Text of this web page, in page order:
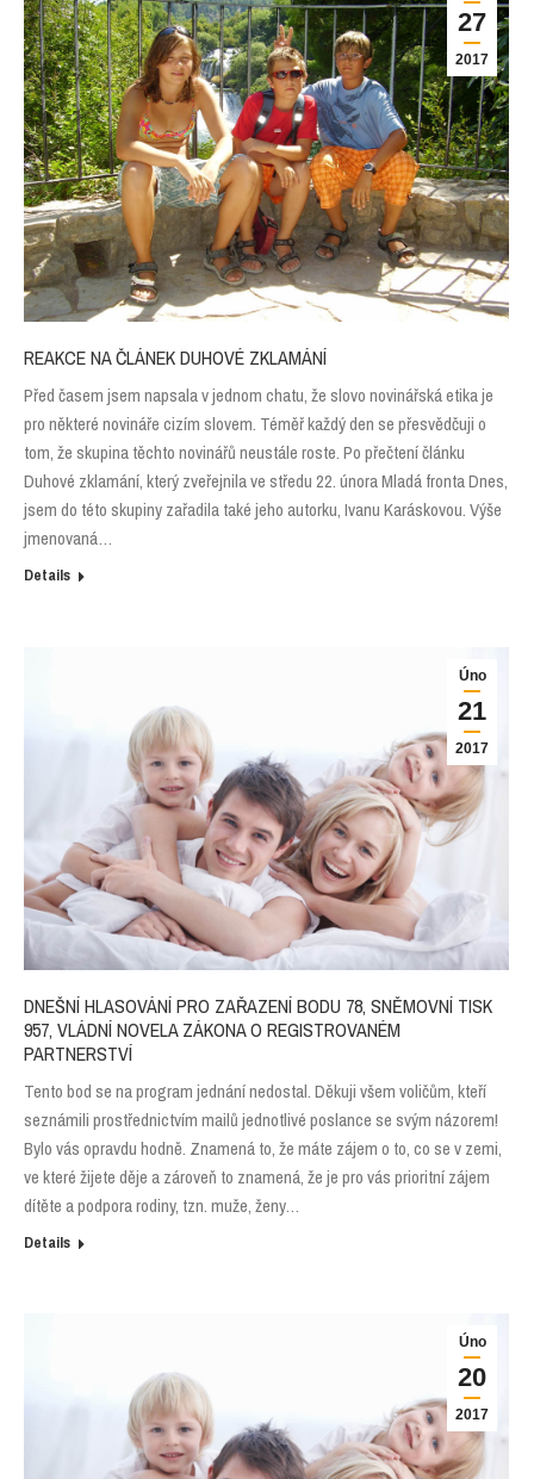
27
2017
REAKCE NA ČLÁNEK DUHOVÉ ZKLAMÁNÍ
Před časem jsem napsala v jednom chatu, že slovo novinářská etika je
pro některé novináře cizím slovem. Téměř každý den se přesvědčuji o
tom, že skupina těchto novinářů neustále roste. Po přečtení článku
Duhové zklamání, který zveřejnila ve středu 22. února Mladá fronta Dnes,
jsem do této skupiny zařadila také jeho autorku, Ivanu Karáskovou. Výše
jmenovaná…
Details
Úno
21
2017
DNEŠNÍ HLASOVÁNÍ PRO ZAŘAZENÍ BODU 78, SNĚMOVNÍ TISK
957, VLÁDNÍ NOVELA ZÁKONA O REGISTROVANÉM
PARTNERSTVÍ
Tento bod se na program jednání nedostal. Děkuji všem voličům, kteří
seznámili prostřednictvím mailů jednotlivé poslance se svým názorem!
Bylo vás opravdu hodně. Znamená to, že máte zájem o to, co se v zemi,
ve které žijete děje a zároveň to znamená, že je pro vás prioritní zájem
dítěte a podpora rodiny, tzn. muže, ženy…
Details
Úno
20
2017